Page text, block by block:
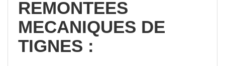
REMONTEES
MECANIQUES DE
TIGNES :